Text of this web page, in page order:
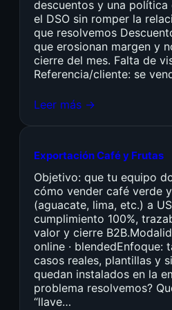
descuentos y una
el DSO sin romper la
que resolvemos
que erosionan margen y
cierre del mes. Falta de
Referencia/cliente: se
Leer más →
Exportación Café y Frutas
Objetivo: que tu equipo
cómo vender café verde
(aguacate, lima, etc.) a
cumplimiento 100%,
valor y cierre
online · blendedEnfoque:
casos reales, plantillas y
quedan instalados en la
problema resolvemos?
“llave…